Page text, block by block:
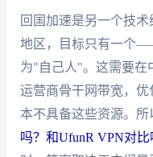
回国加速是另一个技
地区，目标只有一个
为"自己人"。这需要在
运营商骨干网带宽，
本不具备这些资源。
吗？和UfunR VPN对比